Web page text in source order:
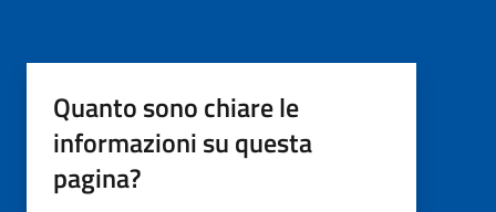
Quanto sono chiare le
informazioni su questa
pagina?